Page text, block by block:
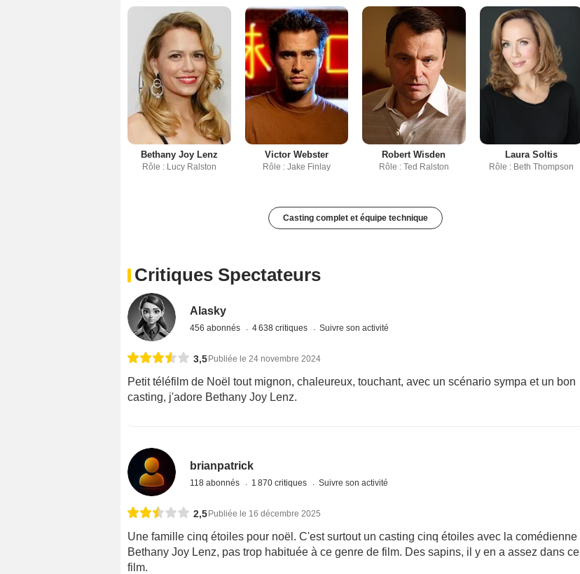
Bethany Joy Lenz
Rôle : Lucy Ralston
Victor Webster
Rôle : Jake Finlay
Robert Wisden
Rôle : Ted Ralston
Laura Soltis
Rôle : Beth Thompson
Casting complet et équipe technique
Critiques Spectateurs
Alasky
456 abonnés 4 638 critiques Suivre son activité
3,5Publiée le 24 novembre 2024
Petit téléfilm de Noël tout mignon, chaleureux, touchant, avec un scénario sympa et un bon
casting, j'adore Bethany Joy Lenz.
brianpatrick
118 abonnés 1 870 critiques Suivre son activité
2,5 Publiée le 16 décembre 2025
Une famille cinq étoiles pour noël. C'est surtout un casting cinq étoiles avec la comédienne
Bethany Joy Lenz, pas trop habituée à ce genre de film. Des sapins, il y en a assez dans ce
film.